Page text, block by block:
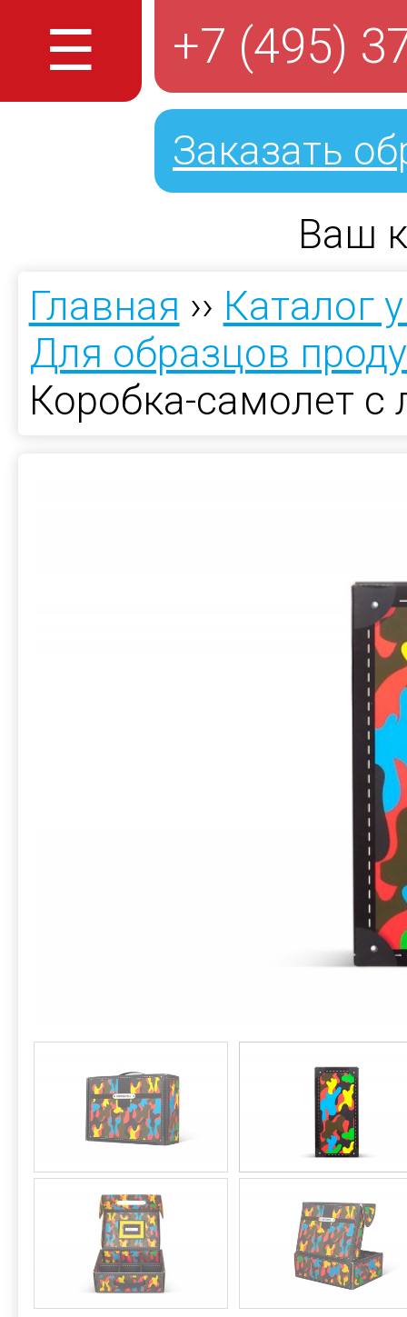
☰ +7 (495)
Заказать
Ваш
Главная ›› Каталог
Для образцов
Коробка-самолет